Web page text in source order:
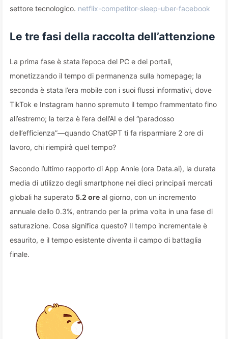
settore tecnologico. netflix-competitor-sleep-uber-facebook
Le tre fasi della raccolta dell’attenzione
La prima fase è stata l’epoca del PC e dei portali,
monetizzando il tempo di permanenza sulla homepage; la
seconda è stata l’era mobile con i suoi flussi informativi, dove
TikTok e Instagram hanno spremuto il tempo frammentato fino
all’estremo; la terza è l’era dell’AI e del “paradosso
dell’efficienza”—quando ChatGPT ti fa risparmiare 2 ore di
lavoro, chi riempirà quel tempo?
Secondo l’ultimo rapporto di App Annie (ora Data.ai), la durata
media di utilizzo degli smartphone nei dieci principali mercati
globali ha superato 5.2 ore al giorno, con un incremento
annuale dello 0.3%, entrando per la prima volta in una fase di
saturazione. Cosa significa questo? Il tempo incrementale è
esaurito, e il tempo esistente diventa il campo di battaglia
finale.